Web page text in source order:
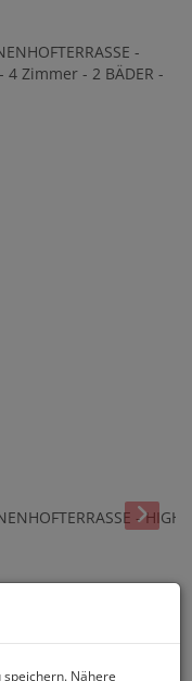
Nähere